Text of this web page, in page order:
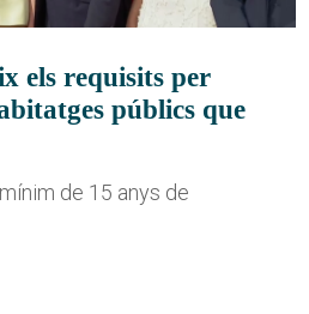
els requisits per
públics que
de 15 anys de